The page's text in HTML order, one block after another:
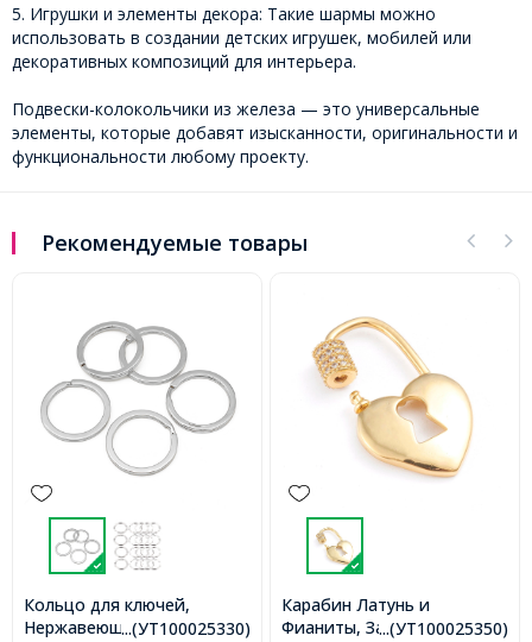
5. Игрушки и элементы декора: Такие шармы можно
использовать в создании детских игрушек, мобилей или
декоративных композиций для интерьера.
Подвески-колокольчики из железа — это универсальные
элементы, которые добавят изысканности, оригинальности и
функциональности любому проекту.
Рекомендуемые товары
...(УТ100025330)
Кольцо для ключей,
Нержавеющая сталь,
...(УТ100025350)
Карабин Латунь и
Фианиты, Замок, Покрытие